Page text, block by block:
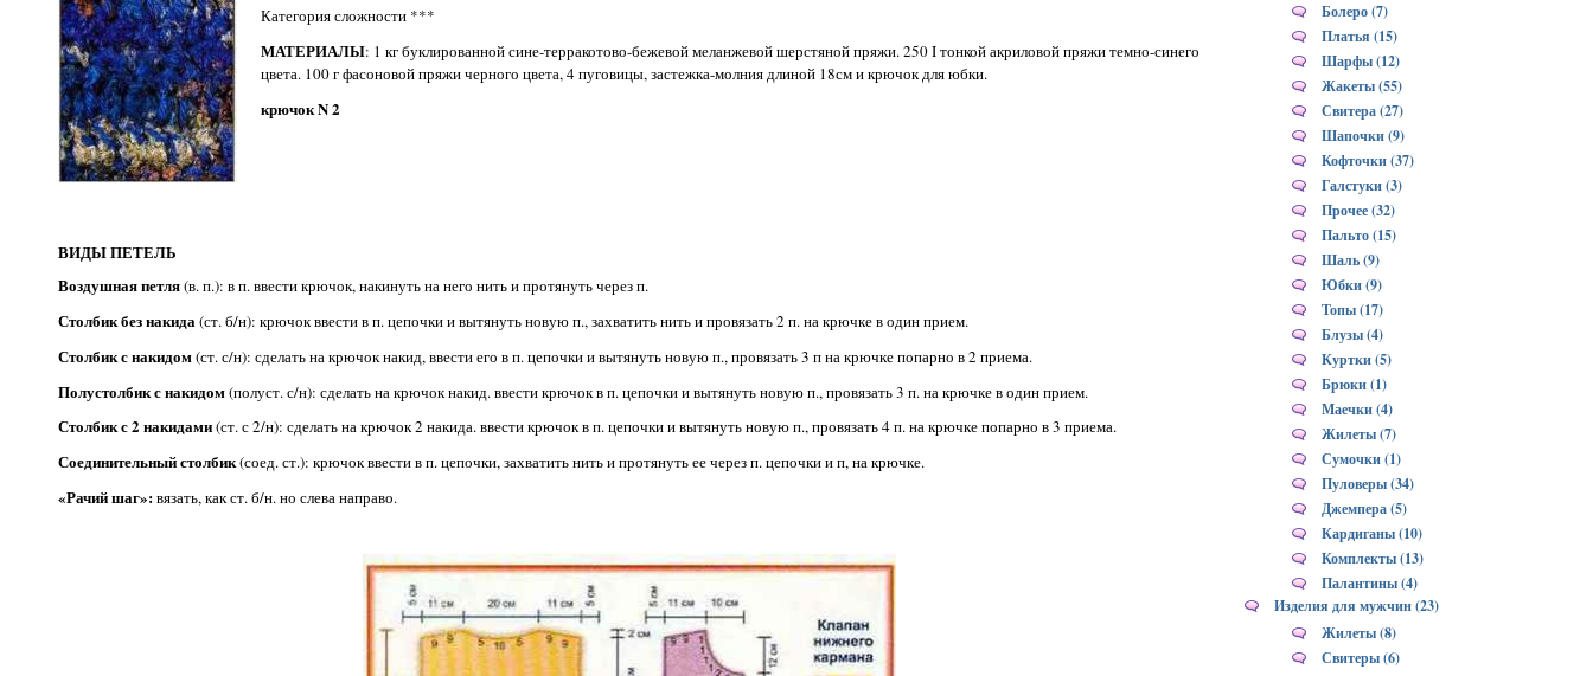
Категория сложности ***
МАТЕРИАЛЫ: 1 кг буклированной сине-терракотово-бежевой меланжевой шерстяной пряжи. 250 I тонкой акриловой пряжи темно-синего
цвета. 100 г фасоновой пряжи черного цвета, 4 пуговицы, застежка-молния длиной 18см и крючок для юбки.
крючок N 2
ВИДЫ ПЕТЕЛЬ
Воздушная петля(в. п.): в п. ввести крючок, накинуть на него нить и протянуть через п.
Столбик без накида(ст. б/н): крючок ввести в п. цепочки и вытянуть новую п., захватить нить и провязать 2 п. на крючке в один прием.
Столбик с накидом(ст. с/н): сделать на крючок накид, ввести его в п. цепочки и вытянуть новую п., провязать 3 п на крючке попарно в 2 приема.
Полустолбик с накидом(полуст. с/н): сделать на крючок накид. ввести крючок в п. цепочки и вытянуть новую п., провязать 3 п. на крючке в один прием.
Столбик с 2 накидами(ст. с 2/н): сделать на крючок 2 накида. ввести крючок в п. цепочки и вытянуть новую п., провязать 4 п. на крючке попарно в 3 приема.
Соединительный столбик(соед. ст.): крючок ввести в п. цепочки, захватить нить и протянуть ее через п. цепочки и п, на крючке.
«Рачий шаг»:вязать, как ст. б/н. но слева направо.
Болеро (7)
Платья (15)
Шарфы (12)
Жакеты (55)
Свитера (27)
Шапочки (9)
Кофточки (37)
Галстуки (3)
Прочее (32)
Пальто (15)
Шаль (9)
Юбки (9)
Топы (17)
Блузы (4)
Куртки (5)
Брюки (1)
Маечки (4)
Жилеты (7)
Сумочки (1)
Пуловеры (34)
Джемпера (5)
Кардиганы (10)
Комплекты (13)
Палантины (4)
Изделия для мужчин (23)
Жилеты (8)
Свитеры (6)